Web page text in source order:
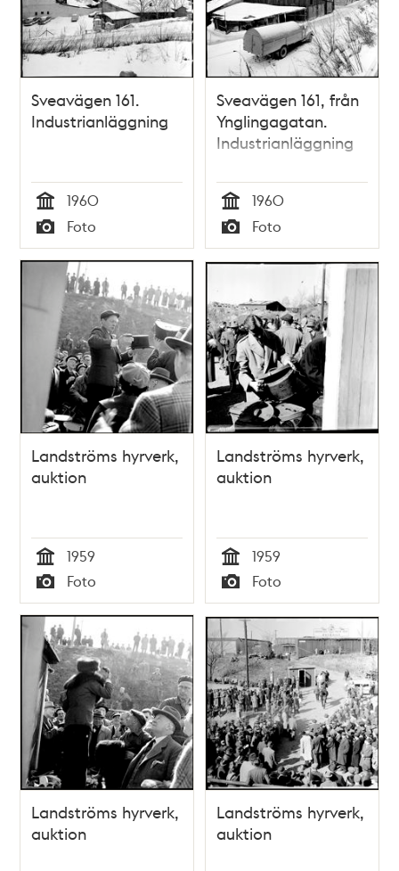
Sveavägen 161.
Industrianläggning
Tid
1960
Typ
Foto
Sveavägen 161, från
Ynglingagatan.
Industrianläggning
Tid
1960
Typ
Foto
Landströms hyrverk,
auktion
Tid
1959
Typ
Foto
Landströms hyrverk,
auktion
Tid
1959
Typ
Foto
Landströms hyrverk,
auktion
Landströms hyrverk,
auktion